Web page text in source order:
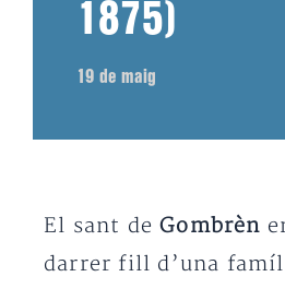
1875)
19 de maig
El sant deGombrèn
darrer fill d’una